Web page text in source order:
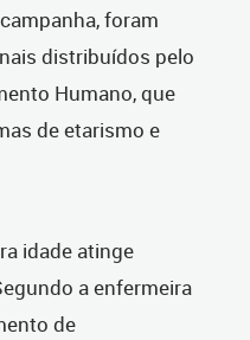
foram
distribuídos pelo
Humano, que
de etarismo e
idade atinge
a enfermeira
de